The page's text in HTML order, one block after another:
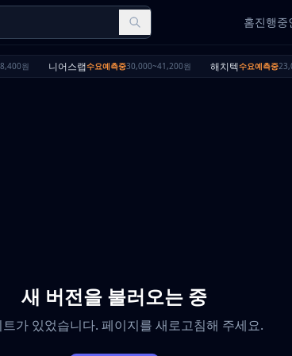
홈진행중
원 니어스랩수요예측중30,000~41,200원 해치텍수요예측중
새 버전을 불러오는 중
가 있었습니다. 페이지를 새로고침해 주세요.